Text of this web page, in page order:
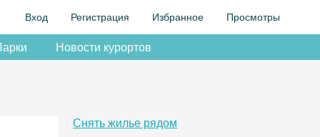
Вход Регистрация Избранное Просмотры
Новости курортов
Снять жилье рядом